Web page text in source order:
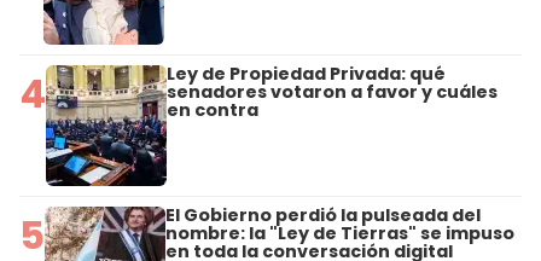
4 Ley de Propiedad Privada: qué
senadores votaron a favor y cuáles
en contra
5 El Gobierno perdió la pulseada del
nombre: la "Ley de Tierras" se impuso
en toda la conversación digital